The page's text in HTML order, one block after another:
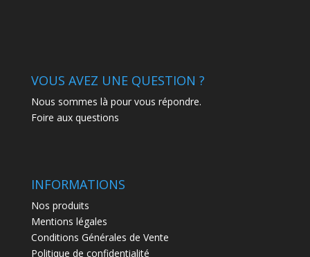
VOUS AVEZ UNE QUESTION ?
Nous sommes là pour vous répondre.
Foire aux questions
INFORMATIONS
Nos produits
Mentions légales
Conditions Générales de Vente
Politique de confidentialité